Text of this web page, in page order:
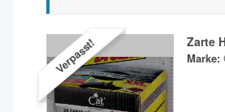
Verpasst! Zarte
Marke: